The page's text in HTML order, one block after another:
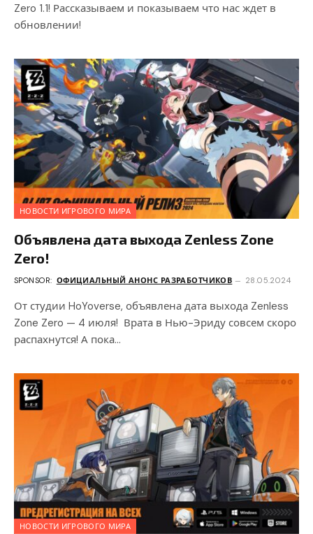
Zero 1.1! Рассказываем и показываем что нас ждет в
обновлении!
НОВОСТИ ИГРОВОГО МИРА
Объявлена дата выхода Zenless Zone
Zero!
SPONSOR: ОФИЦИАЛЬНЫЙ АНОНС РАЗРАБОТЧИКОВ 28.05.2024
От студии HoYoverse, объявлена дата выхода Zenless
Zone Zero — 4 июля! Врата в Нью-Эриду совсем скоро
распахнутся! А пока…
НОВОСТИ ИГРОВОГО МИРА